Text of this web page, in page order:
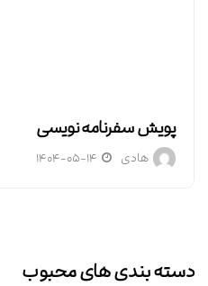
پویش سفرنامه نویسی
هادی ۱۴۰۴-۰۵-۱۴
دسته بندی های محبوب